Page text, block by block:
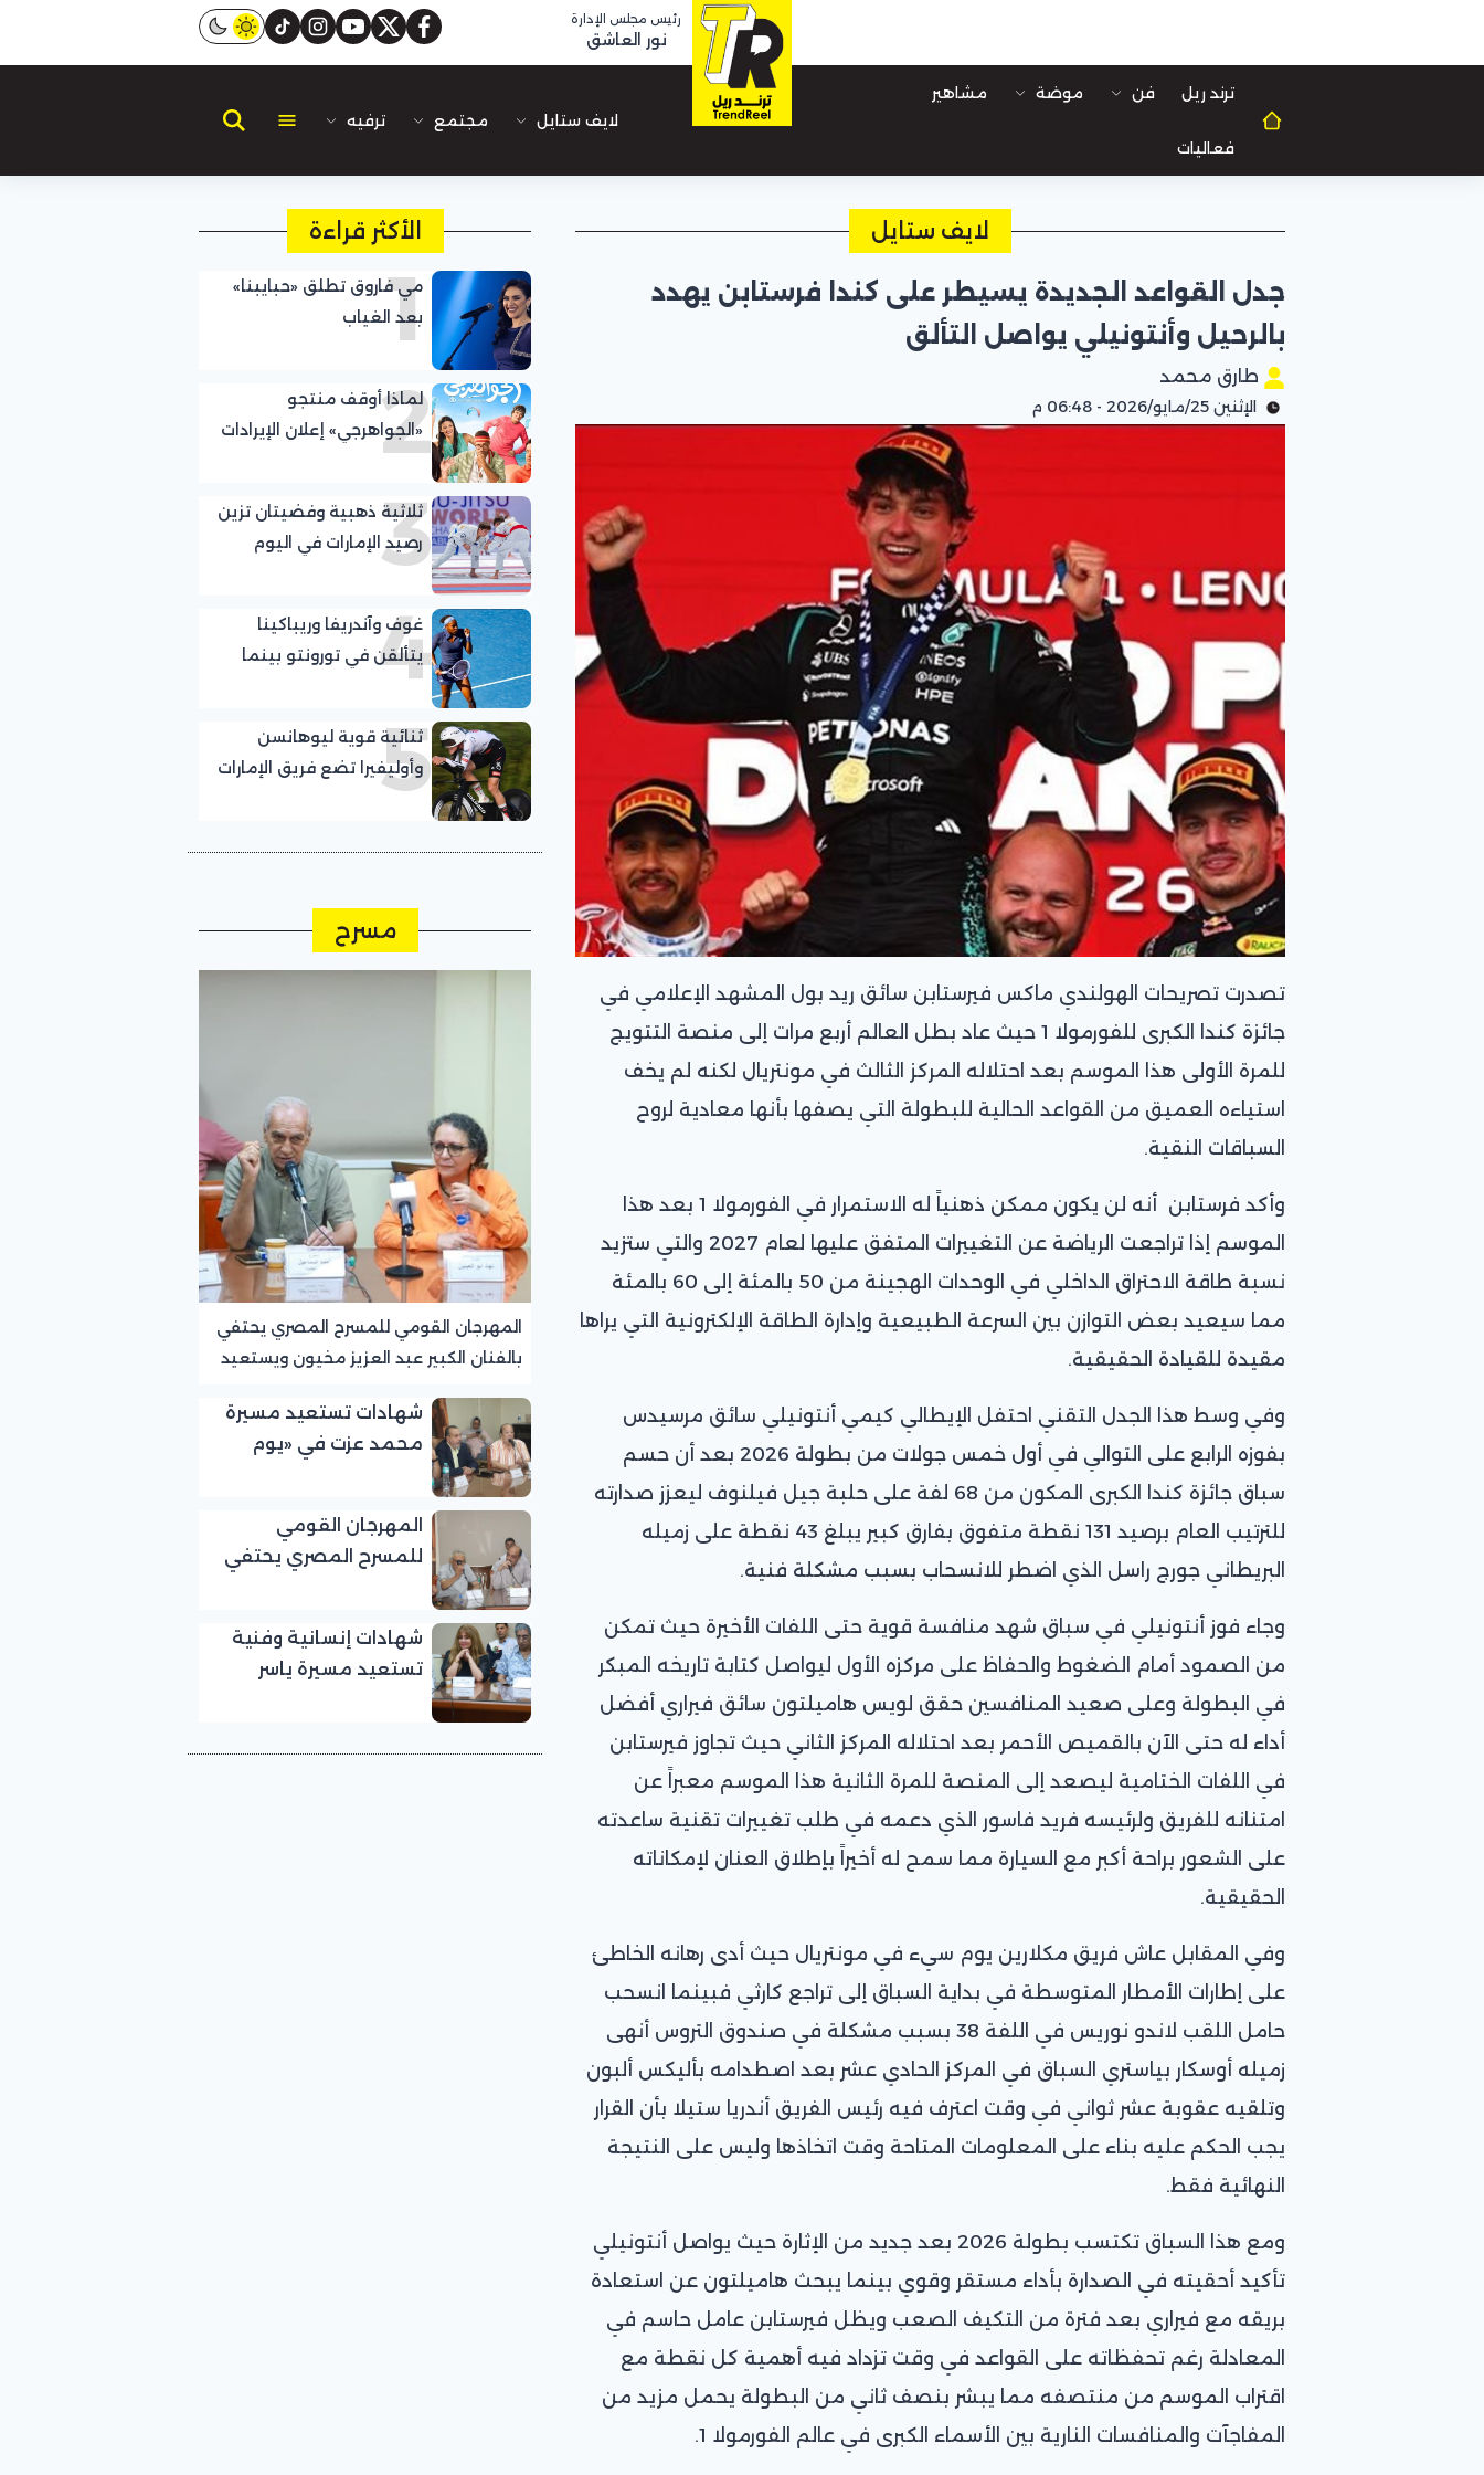
رئيس مجلس الإدارة
نور العاشق facebook
twitter
youtube
instagram
tiktok
ترند ريل فن موضة مشاهير
فعاليات
لايف ستايل مجتمع ترفيه
لايف ستايل
جدل القواعد الجديدة يسيطر على كندا فرستابن يهدد
بالرحيل وأنتونيلي يواصل التألق
طارق محمد
الإثنين 25/مايو/2026 - 06:48 م
تصدرت تصريحات الهولندي ماكس فيرستابن سائق ريد بول المشهد الإعلامي في
جائزة كندا الكبرى للفورمولا 1 حيث عاد بطل العالم أربع مرات إلى منصة التتويج
للمرة الأولى هذا الموسم بعد احتلاله المركز الثالث في مونتريال لكنه لم يخف
استياءه العميق من القواعد الحالية للبطولة التي يصفها بأنها معادية لروح
السباقات النقية.
وأكد فرستابن أنه لن يكون ممكن ذهنياً له الاستمرار في الفورمولا 1 بعد هذا
الموسم إذا تراجعت الرياضة عن التغييرات المتفق عليها لعام 2027 والتي ستزيد
نسبة طاقة الاحتراق الداخلي في الوحدات الهجينة من 50 بالمئة إلى 60 بالمئة
مما سيعيد بعض التوازن بين السرعة الطبيعية وإدارة الطاقة الإلكترونية التي يراها
مقيدة للقيادة الحقيقية.
وفي وسط هذا الجدل التقني احتفل الإيطالي كيمي أنتونيلي سائق مرسيدس
بفوزه الرابع على التوالي في أول خمس جولات من بطولة 2026 بعد أن حسم
سباق جائزة كندا الكبرى المكون من 68 لفة على حلبة جيل فيلنوف ليعزز صدارته
للترتيب العام برصيد 131 نقطة متفوق بفارق كبير يبلغ 43 نقطة على زميله
البريطاني جورج راسل الذي اضطر للانسحاب بسبب مشكلة فنية.
وجاء فوز أنتونيلي في سباق شهد منافسة قوية حتى اللفات الأخيرة حيث تمكن
من الصمود أمام الضغوط والحفاظ على مركزه الأول ليواصل كتابة تاريخه المبكر
في البطولة وعلى صعيد المنافسين حقق لويس هاميلتون سائق فيراري أفضل
أداء له حتى الآن بالقميص الأحمر بعد احتلاله المركز الثاني حيث تجاوز فيرستابن
في اللفات الختامية ليصعد إلى المنصة للمرة الثانية هذا الموسم معبراً عن
امتنانه للفريق ولرئيسه فريد فاسور الذي دعمه في طلب تغييرات تقنية ساعدته
على الشعور براحة أكبر مع السيارة مما سمح له أخيراً بإطلاق العنان لإمكاناته
الحقيقية.
وفي المقابل عاش فريق مكلارين يوم سيء في مونتريال حيث أدى رهانه الخاطئ
على إطارات الأمطار المتوسطة في بداية السباق إلى تراجع كارثي فبينما انسحب
حامل اللقب لاندو نوريس في اللفة 38 بسبب مشكلة في صندوق التروس أنهى
زميله أوسكار بياستري السباق في المركز الحادي عشر بعد اصطدامه بأليكس ألبون
وتلقيه عقوبة عشر ثواني في وقت اعترف فيه رئيس الفريق أندريا ستيلا بأن القرار
يجب الحكم عليه بناء على المعلومات المتاحة وقت اتخاذها وليس على النتيجة
النهائية فقط.
ومع هذا السباق تكتسب بطولة 2026 بعد جديد من الإثارة حيث يواصل أنتونيلي
تأكيد أحقيته في الصدارة بأداء مستقر وقوي بينما يبحث هاميلتون عن استعادة
بريقه مع فيراري بعد فترة من التكيف الصعب ويظل فيرستابن عامل حاسم في
المعادلة رغم تحفظاته على القواعد في وقت تزداد فيه أهمية كل نقطة مع
اقتراب الموسم من منتصفه مما يبشر بنصف ثاني من البطولة يحمل مزيد من
المفاجآت والمنافسات النارية بين الأسماء الكبرى في عالم الفورمولا 1.
الأكثر قراءة
1
مي فاروق تطلق «حبايبنا»
بعد الغياب
2
لماذا أوقف منتجو
«الجواهرجي» إعلان الإيرادات
3
ثلاثية ذهبية وفضيتان تزين
رصيد الإمارات في اليوم
4
غوف وآندريفا وريباكينا
يتألقن في تورونتو بينما
5
ثنائية قوية ليوهانسن
وأوليفيرا تضع فريق الإمارات
مسرح
المهرجان القومي للمسرح المصري يحتفي
بالفنان الكبير عبد العزيز مخيون ويستعيد
شهادات تستعيد مسيرة
محمد عزت في «يوم
للمسرح المصري
المهرجان القومي
للمسرح المصري يحتفي
لرموز المسرح»
شهادات إنسانية وفنية
تستعيد مسيرة ياسر